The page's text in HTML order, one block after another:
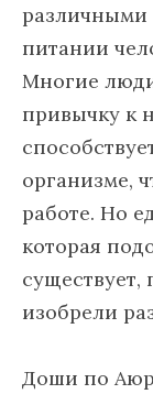
различными
питании
Многие
привычку к
организме,
работе. Но
которая
изобрели
Доши по